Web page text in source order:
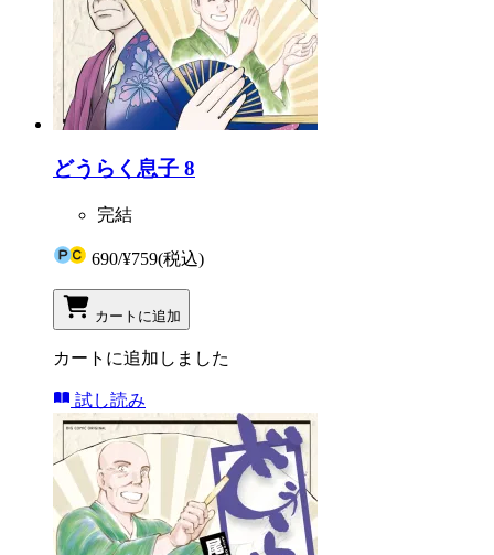
どうらく息子 8
完結
690/¥759(税込)
カートに追加
カートに追加しました
試し読み